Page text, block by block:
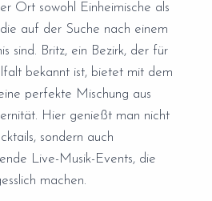
Ort sowohl Einheimische als
auf der Suche nach einem
sind. Britz, ein Bezirk, der für
bekannt ist, bietet mit dem
perfekte Mischung aus
Hier genießt man nicht
sondern auch
Live-Musik-Events, die
machen.